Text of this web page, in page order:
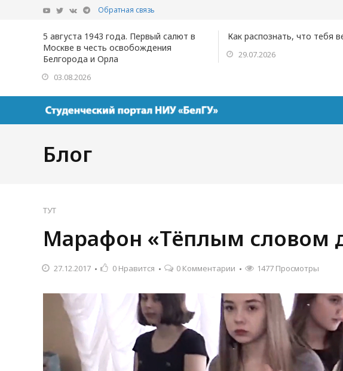
Обратная связь
5 августа 1943 года. Первый салют в
Москве в честь освобождения
Белгорода и Орла
03.08.2026
Как распознать, что тебя
29.07.2026
Блог
ТУТ
Марафон «Тёплым словом
27.12.2017 0 Нравится 0 Комментарии 1477 Просмотры